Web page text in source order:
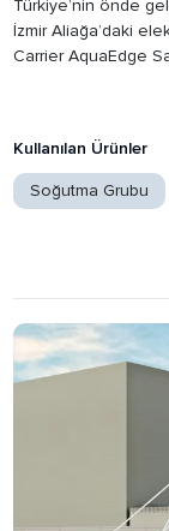
Türkiye’nin önde
İzmir Aliağa’daki
Carrier AquaEdge
Kullanılan Ürünler
Soğutma Grubu